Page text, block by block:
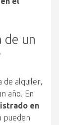
de un
de alquiler,
año. En
en
pueden